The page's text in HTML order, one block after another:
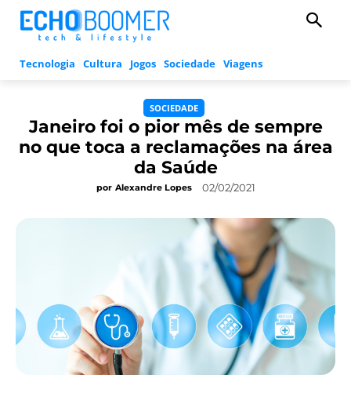
Tecnologia Cultura Jogos Sociedade Viagens
SOCIEDADE
Janeiro foi o pior mês de sempre
no que toca a reclamações na área
da Saúde
por Alexandre Lopes 02/02/2021